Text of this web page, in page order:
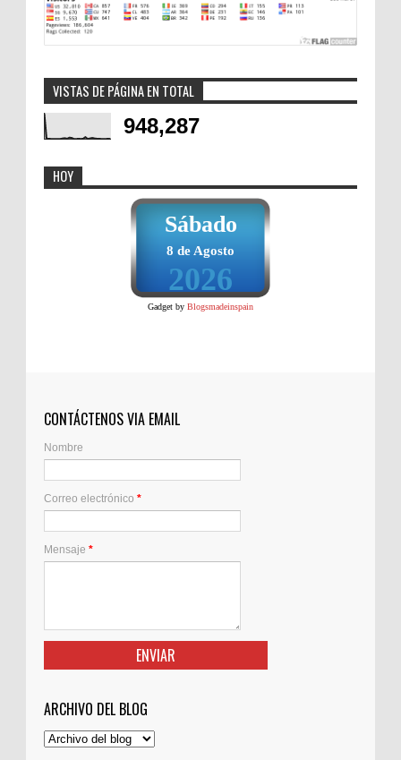
VISTAS DE PÁGINA EN TOTAL
948,287
HOY
Sábado
8 de Agosto
2026
Gadget by Blogsmadeinspain
CONTÁCTENOS VIA EMAIL
Nombre
Correo electrónico *
Mensaje *
ARCHIVO DEL BLOG